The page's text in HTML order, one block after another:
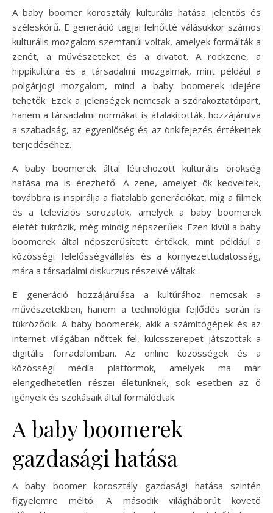
A baby boomer korosztály kulturális hatása jelentős és
széleskörű. E generáció tagjai felnőtté válásukkor számos
kulturális mozgalom szemtanúi voltak, amelyek formálták a
zenét, a művészeteket és a divatot. A rockzene, a
hippikultúra és a társadalmi mozgalmak, mint például a
polgárjogi mozgalom, mind a baby boomerek idejére
tehetők. Ezek a jelenségek nemcsak a szórakoztatóipart,
hanem a társadalmi normákat is átalakították, hozzájárulva
a szabadság, az egyenlőség és az önkifejezés értékeinek
terjedéséhez.
A baby boomerek által létrehozott kulturális örökség
hatása ma is érezhető. A zene, amelyet ők kedveltek,
továbbra is inspirálja a fiatalabb generációkat, míg a filmek
és a televíziós sorozatok, amelyek a baby boomerek
életét tükrözik, még mindig népszerűek. Ezen kívül a baby
boomerek által népszerűsített értékek, mint például a
közösségi felelősségvállalás és a környezettudatosság,
mára a társadalmi diskurzus részeivé váltak.
E generáció hozzájárulása a kultúrához nemcsak a
művészetekben, hanem a technológiai fejlődés során is
tükröződik. A baby boomerek, akik a számítógépek és az
internet világában nőttek fel, kulcsszerepet játszottak a
digitális forradalomban. Az online közösségek és a
közösségi média platformok, amelyek ma már
elengedhetetlen részei életünknek, sok esetben az ő
igényeik és szokásaik által formálódtak.
A baby boomerek
gazdasági hatása
A baby boomer korosztály gazdasági hatása szintén
figyelemre méltó. A második világháborút követő